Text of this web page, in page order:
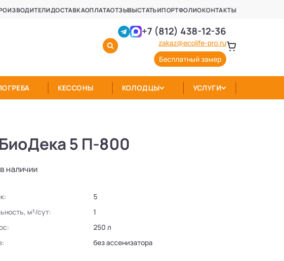
ДОСТАВКАОПЛАТАОТЗЫВЫСТАТЬИПОРТФОЛИОКОНТАКТЫ
+7 (812) 438-12-36
zakaz@ecolife-pro.ru
Бесплатный замер
КЕССОНЫ КОЛОДЦЫ УСЛУГИ
5 П-800
наличии
5
м³/сут:
1
250 л
без ассенизатора